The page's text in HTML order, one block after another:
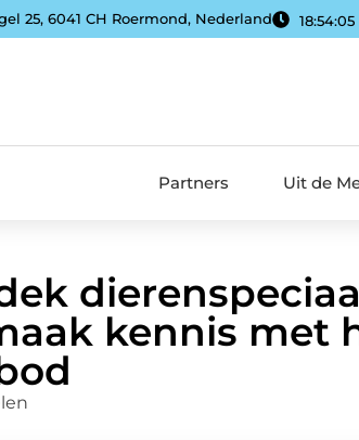
25, 6041 CH Roermond, Nederland 18:54:06
Partners Uit de
kennis met